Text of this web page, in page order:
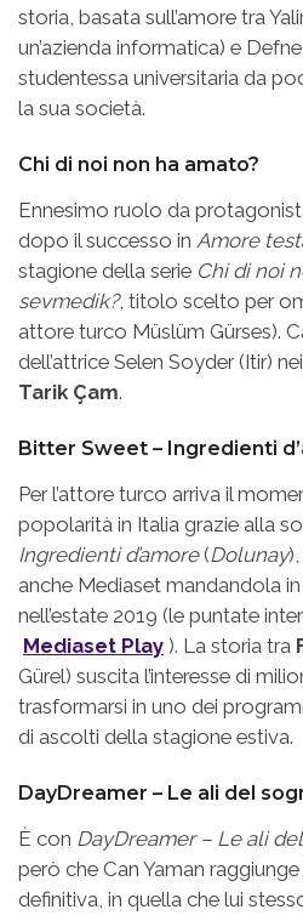
storia, basata sull’amore tra
un’azienda informatica) e
studentessa universitaria da
la sua società.
Chi di noi non ha amato?
Ennesimo ruolo da
dopo il successo in Amore
stagione della serie Chi di noi
sevmedik?, titolo scelto per
attore turco Müslüm Gürses).
dell’attrice Selen Soyder (Itir)
Tarik Çam.
Bitter Sweet – Ingredienti
Per l’attore turco arriva il
popolarità in Italia grazie alla
Ingredienti d’amore(Dolunay
anche Mediaset mandandola
nell’estate 2019 (le puntate
Mediaset Play ). La storia tra
Gürel) suscita l’interesse di
trasformarsi in uno dei
di ascolti della stagione estiva.
DayDreamer – Le ali del
È con DayDreamer – Le ali
però che Can Yaman
definitiva, in quella che lui